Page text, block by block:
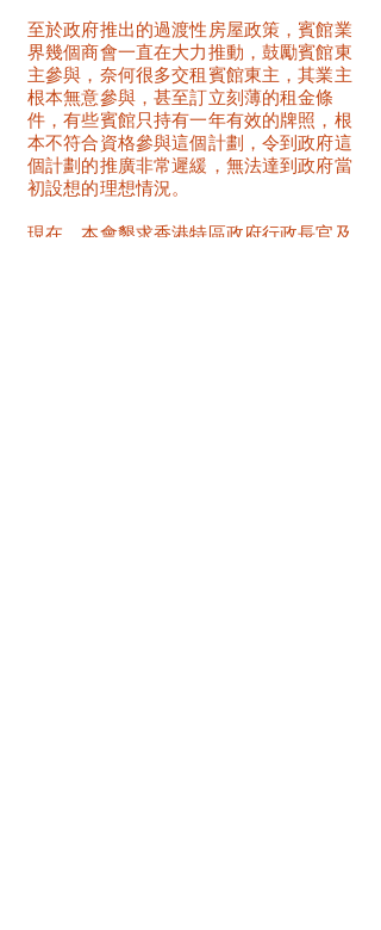
至於政府推出的過渡性房屋政策，賓館業
界幾個商會一直在大力推動，鼓勵賓館東
主參與，奈何很多交租賓館東主，其業主
根本無意參與，甚至訂立刻薄的租金條
件，有些賓館只持有一年有效的牌照，根
本不符合資格參與這個計劃，令到政府這
個計劃的推廣非常遲緩，無法達到政府當
初設想的理想情況。
現在，本會懇求香港特區政府行政長官及